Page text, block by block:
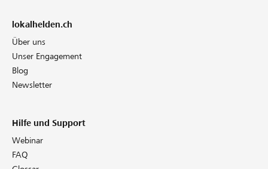
lokalhelden.ch
Über uns
Unser Engagement
Blog
Newsletter
Hilfe und Support
Webinar
FAQ